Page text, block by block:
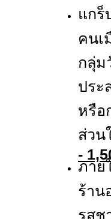
แกร็
คนเ
กลุ่ม
ประ
หรือ
ส่วน
-
ภาย
ร้าน
รสช